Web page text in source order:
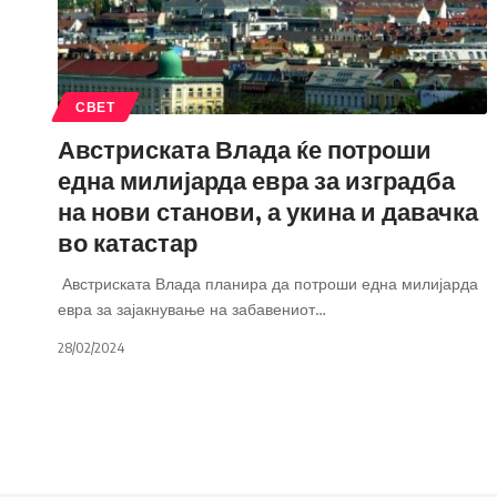
СВЕТ
Австриската Влада ќе потроши
една милијарда евра за изградба
на нови станови, а укина и давачка
во катастар
Австриската Влада планира да потроши една милијарда
евра за зајакнување на забавениот…
28/02/2024